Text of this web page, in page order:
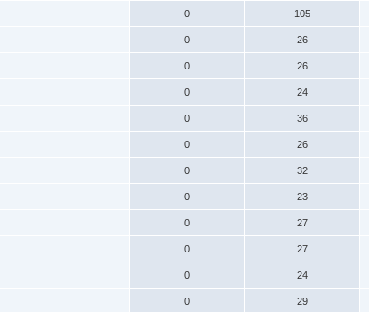
0 105
0 26
0 26
0 24
0 36
0 26
0 32
0 23
0 27
0 27
0 24
0 29